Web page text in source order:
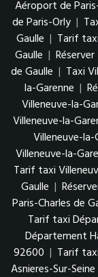
Aéroport de
de Paris-Orly |
Gaulle | Tarif
Gaulle |
de Gaulle | Taxi
la-Garenne |
Villeneuve-la-
Villeneuve-la-
Villeneuve-
Villeneuve-la-
Tarif taxi
Gaulle |
Paris-Charles de
Tarif taxi
Département
92600 | Tarif
Asnieres-Sur-